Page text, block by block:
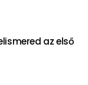
az első